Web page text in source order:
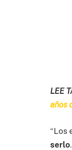
LEE
años
“Los
serlo